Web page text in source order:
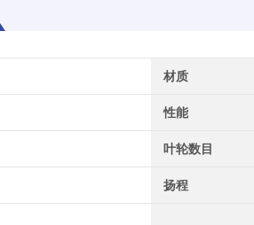
材质
性能
叶轮数目
扬程